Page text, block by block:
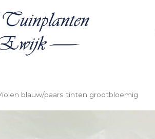
blauw/paars tinten grootbloemig